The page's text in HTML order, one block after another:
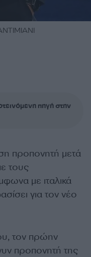
πηγή στην
προπονητή μετά
τους
με ιταλικά
για τον νέο
τον πρώην
προπονητή της